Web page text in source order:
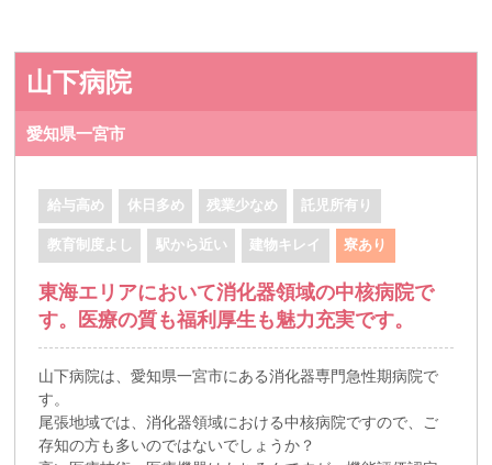
山下病院
愛知県一宮市
給与高め 休日多め 残業少なめ 託児所有り
教育制度よし 駅から近い 建物キレイ 寮あり
東海エリアにおいて消化器領域の中核病院で
す。医療の質も福利厚生も魅力充実です。
山下病院は、愛知県一宮市にある消化器専門急性期病院で
す。
尾張地域では、消化器領域における中核病院ですので、ご
存知の方も多いのではないでしょうか？